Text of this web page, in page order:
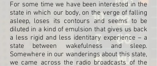
For some time we have been interested in the
state in which our body, on the verge of falling
asleep, loses its contours and seems to be
diluted in a kind of emulsion that gives us back
a less rigid and less identitary experience – a
state between wakefulness and sleep.
Somewhere in our wanderings about this state,
we came across the radio broadcasts of the